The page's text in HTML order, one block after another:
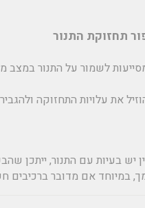
לשמור על התנור במצב
את עלויות התחזוקה
יש בעיות עם התנור, ייתכן
במיוחד אם מדובר ברכיבים